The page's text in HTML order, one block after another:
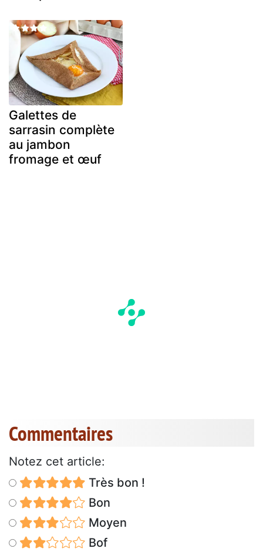
Galettes de
sarrasin complète
au jambon
fromage et œuf
Commentaires
Notez cet article:
Très bon !
Bon
Moyen
Bof